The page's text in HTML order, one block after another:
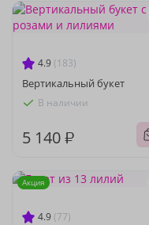
4.9 (183)
Вертикальный букет
В наличии
5 140 ₽
4.9 (77)
Акция